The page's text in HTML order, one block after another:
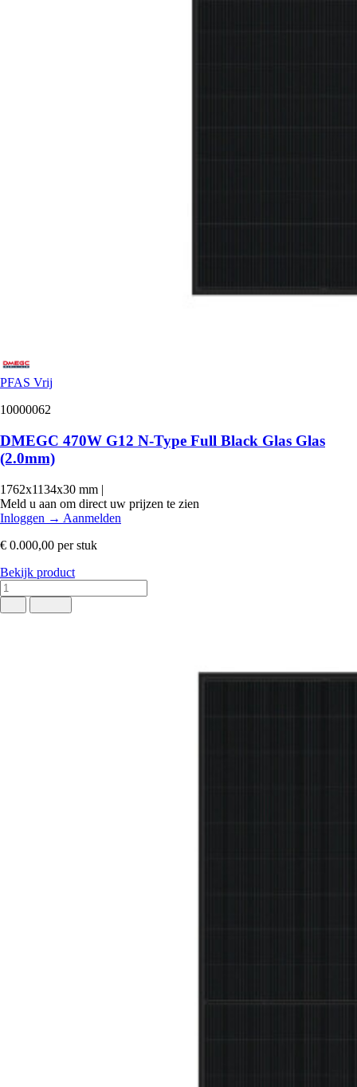
PFAS Vrij
10000062
DMEGC 470W G12 N-Type Full Black Glas Glas
(2.0mm)
1762x1134x30 mm |
Meld u aan om direct uw prijzen te zien
Inloggen → Aanmelden
€ 0.000,00 per stuk
Bekijk product